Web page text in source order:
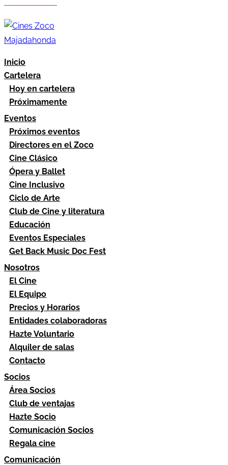
Inicio
Cartelera
Hoy en cartelera
Próximamente
Eventos
Próximos eventos
Directores en el Zoco
Cine Clásico
Ópera y Ballet
Cine Inclusivo
Ciclo de Arte
Club de Cine y literatura
Educación
Eventos Especiales
Get Back Music Doc Fest
Nosotros
El Cine
El Equipo
Precios y Horarios
Entidades colaboradoras
Hazte Voluntario
Alquiler de salas
Contacto
Socios
Área Socios
Club de ventajas
Hazte Socio
Comunicación Socios
Regala cine
Comunicación